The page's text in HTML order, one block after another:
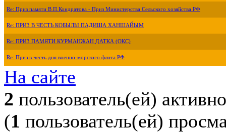
Re: Приз памяти В.П.Кондратова - Приз Министерства Сельского хозяйства РФ
Re: ПРИЗ В ЧЕСТЬ КОБЫЛЫ ПАДИША ХАНШАЙЫМ
Re: ПРИЗ ПАМЯТИ КУРМАНЖАН ДАТКА (ОКС)
Re: Приз в честь дня военно-морского флота РФ
На сайте
2 пользователь(ей) активно
(1 пользователь(ей)